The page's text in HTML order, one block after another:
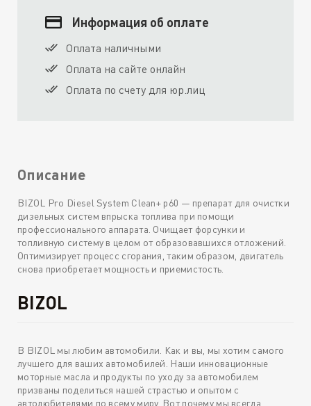
Информация об оплате
Оплата наличными
Оплата на сайте онлайн
Оплата по счету для юр.лиц
Описание
BIZOL Pro Diesel System Clean+ p60 — препарат для очистки
дизельных систем впрыска топлива при помощи
профессионального аппарата. Очищает форсунки и
топливную систему в целом от образовавшихся отложений.
Оптимизирует процесс сгорания, таким образом, двигатель
снова приобретает мощность и приемистость.
BIZOL
В BIZOL мы любим автомобили. Как и вы, мы хотим самого
лучшего для ваших автомобилей. Наши инновационные
моторные масла и продукты по уходу за автомобилем
призваны поделиться нашей страстью и опытом с
автолюбителями по всему миру. Вот почему мы всегда